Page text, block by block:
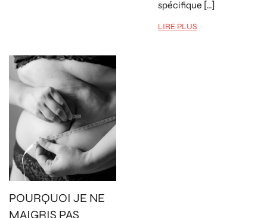
spécifique […]
LIRE PLUS
POURQUOI JE NE
MAIGRIS PAS